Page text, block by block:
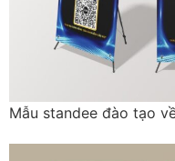
Mẫu standee đào tạo